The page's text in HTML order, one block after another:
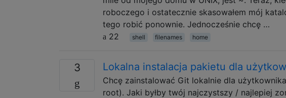
roboczego i ostatecznie skasowałem mój
tego robić ponownie. Jednocześnie chcę …
22
shell filenames home
3 Lokalna instalacja pakietu dla
Chcę zainstalować Git lokalnie dla
root). Jaki byłby twój najczystszy / najlepiej